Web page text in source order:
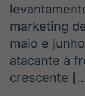
marketing
maio e
atacante à
crescente